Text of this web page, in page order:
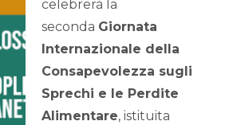
celebrerà la
seconda Giornata
Internazionale della
Consapevolezza sugli
Sprechi e le Perdite
Alimentare, istituita